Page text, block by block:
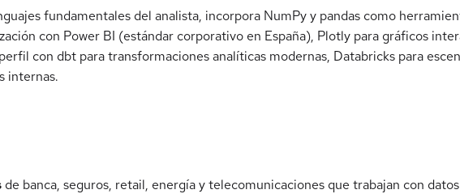
fundamentales del analista, incorpora NumPy y pandas como
con Power BI (estándar corporativo en España), Plotly para gráficos
con dbt para transformaciones analíticas modernas, Databricks para
internas.
de banca, seguros, retail, energía y telecomunicaciones que trabajan con